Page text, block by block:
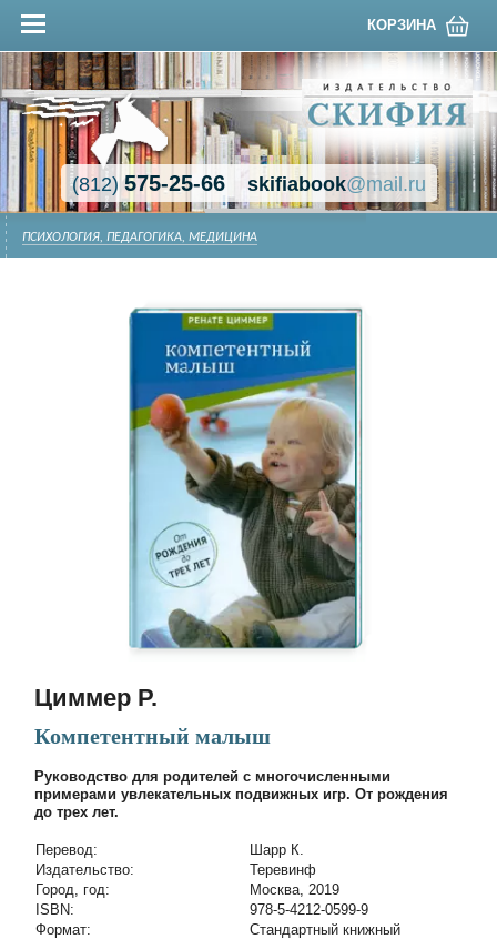
КОРЗИНА
(812)575-25-66 skifiabook@mail.ru
ПСИХОЛОГИЯ, ПЕДАГОГИКА, МЕДИЦИНА
Циммер Р.
Компетентный малыш
Руководство для родителей с многочисленными
примерами увлекательных подвижных игр. От рождения
до трех лет.
Перевод:
Шарр К.
Издательство:
Теревинф
Город, год:
Москва, 2019
ISBN:
978-5-4212-0599-9
Формат:
Стандартный книжный